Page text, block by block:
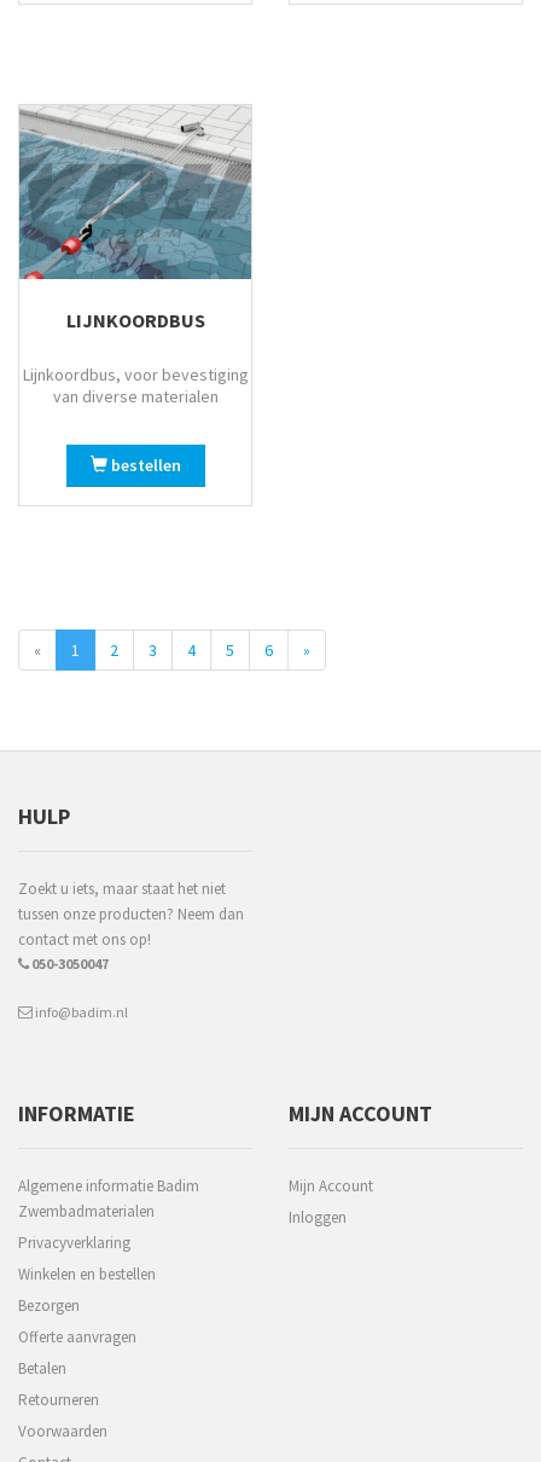
LIJNKOORDBUS
Lijnkoordbus, voor bevestiging
van diverse materialen
bestellen
« 1 2 3 4 5 6 »
HULP
Zoekt u iets, maar staat het niet
tussen onze producten? Neem dan
contact met ons op!
050-3050047
info@badim.nl
INFORMATIE
Algemene informatie Badim
Zwembadmaterialen
Privacyverklaring
Winkelen en bestellen
Bezorgen
Offerte aanvragen
Betalen
Retourneren
Voorwaarden
MIJN ACCOUNT
Mijn Account
Inloggen